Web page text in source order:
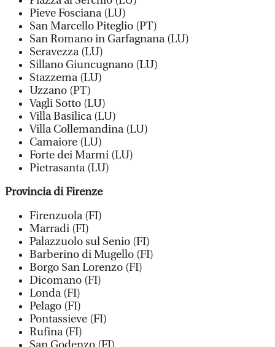
Pieve Fosciana (LU)
San Marcello Piteglio (PT)
San Romano in Garfagnana (LU)
Seravezza (LU)
Sillano Giuncugnano (LU)
Stazzema (LU)
Uzzano (PT)
Vagli Sotto (LU)
Villa Basilica (LU)
Villa Collemandina (LU)
Camaiore (LU)
Forte dei Marmi (LU)
Pietrasanta (LU)
Provincia di Firenze
Firenzuola (FI)
Marradi (FI)
Palazzuolo sul Senio (FI)
Barberino di Mugello (FI)
Borgo San Lorenzo (FI)
Dicomano (FI)
Londa (FI)
Pelago (FI)
Pontassieve (FI)
Rufina (FI)